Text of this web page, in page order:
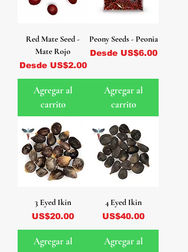
Red Mate Seed -
Mate Rojo
Desde US$2.00
Precio de oferta
Agregar al
carrito
Peony Seeds - Peonia
Desde US$6.00
Precio de oferta
Agregar al
carrito
3 Eyed Ikin
Precio
US$20.00
Agregar al
4 Eyed Ikin
Precio
US$40.00
Agregar al